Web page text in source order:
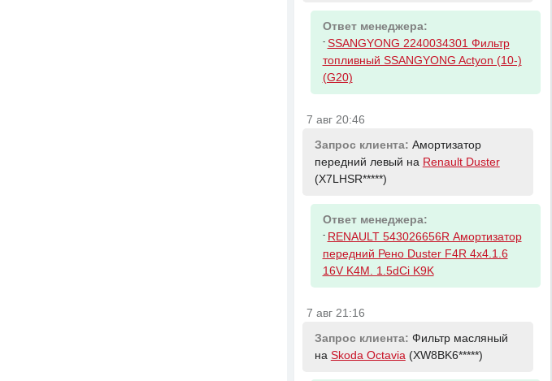
Ответ менеджера:
- SSANGYONG 2240034301 Фильтр
топливный SSANGYONG Actyon (10-)
(G20)
7 авг 20:46
Запрос клиента: Амортизатор
передний левый на Renault Duster
(X7LHSR*****)
Ответ менеджера:
- RENAULT 543026656R Амортизатор
передний Рено Duster F4R 4x4.1.6
16V K4M. 1.5dCi K9K
7 авг 21:16
Запрос клиента: Фильтр масляный
на Skoda Octavia (XW8BK6*****)